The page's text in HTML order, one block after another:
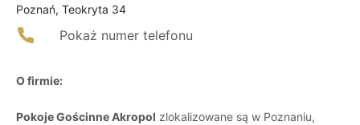
Poznań, Teokryta 34
Pokaż numer telefonu
O firmie:
Pokoje Gościnne Akropol zlokalizowane są w Poznaniu,